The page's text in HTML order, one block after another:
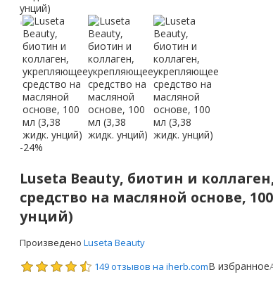
-24%
Luseta Beauty, биотин и
средство на масляной основе,
унций)
Произведено Luseta Beauty
149 отзывов на iherb.comВ избранное